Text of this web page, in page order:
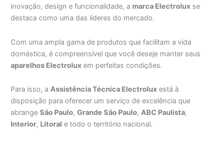
inovação, design e funcionalidade, a marca Electrolux se
destaca como uma das líderes do mercado.
Com uma ampla gama de produtos que facilitam a vida
doméstica, é compreensível que você deseje manter seus
aparelhos Electrolux em perfeitas condições.
Para isso, aAssistência Técnica Electrolux está à
disposição para oferecer um serviço de excelência que
abrangeSão Paulo,Grande São Paulo,ABC Paulista,
Interior, Litoral e todo o território nacional.